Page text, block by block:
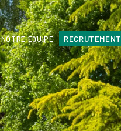
NOTRE ÉQUIPE RECRUTEMENT